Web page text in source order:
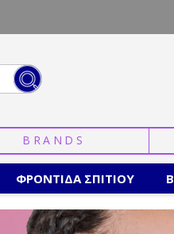
ΣΥΝΔΕΣΗ
BRANDS
ΦΡΟΝΤΙΔΑ ΣΠΙΤΙΟΥ